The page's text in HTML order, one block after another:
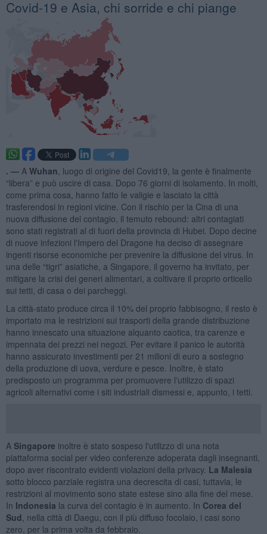
Covid-19 e Asia, chi sorride e chi piange
. — A Wuhan , luogo di origine del Covid19, la gente è finalmente
“libera” e può uscire di casa. Dopo 76 giorni di isolamento. In molti,
come prima cosa, hanno fatto le valigie e lasciato la città
trasferendosi in regioni vicine. Con il rischio per la Cina di una
nuova diffusione del contagio, il temuto rebound: altri contagiati
sono stati registrati al di fuori della provincia di Hubei. Dopo decine
di nuove infezioni l'Impero del Dragone ha deciso di assegnare
ingenti risorse economiche per prevenire la diffusione del virus. In
una delle “tigri” asiatiche, a Singapore, il governo ha invitato, per
mitigare la crisi dei generi alimentari, a coltivare il proprio orticello
sui tetti, di casa o dei parcheggi.
La città-stato produce circa il 10% del proprio fabbisogno, il resto è
importato ma le restrizioni sui trasporti della grande distribuzione
hanno innescato una situazione alquanto caotica, tra carenze e
impennata dei prezzi nei negozi. Per evitare il panico le autorità
hanno assicurato investimenti per 21 milioni di euro a sostegno
della produzione di uova, verdure e pesce. Inoltre, è stato
predisposto un programma per promuovere l'utilizzo di spazi
agricoli alternativi come i siti industriali dismessi e, appunto, i tetti.
ASingapore inoltre è stato sospeso l'utilizzo di una nota
piattaforma social per video conferenze adoperata dagli insegnanti,
dopo aver riscontrato evidenti violazioni della privacy. La Malesia
sotto blocco parziale registra una decrescita di casi, tuttavia, le
restrizioni al movimento sono state estese sino alla fine del mese.
In Indonesia la curva del contagio è in aumento. In Corea del
Sud , nella città di Daegu, con il più diffuso focolaio, i casi sono
zero, per la prima volta da febbraio.